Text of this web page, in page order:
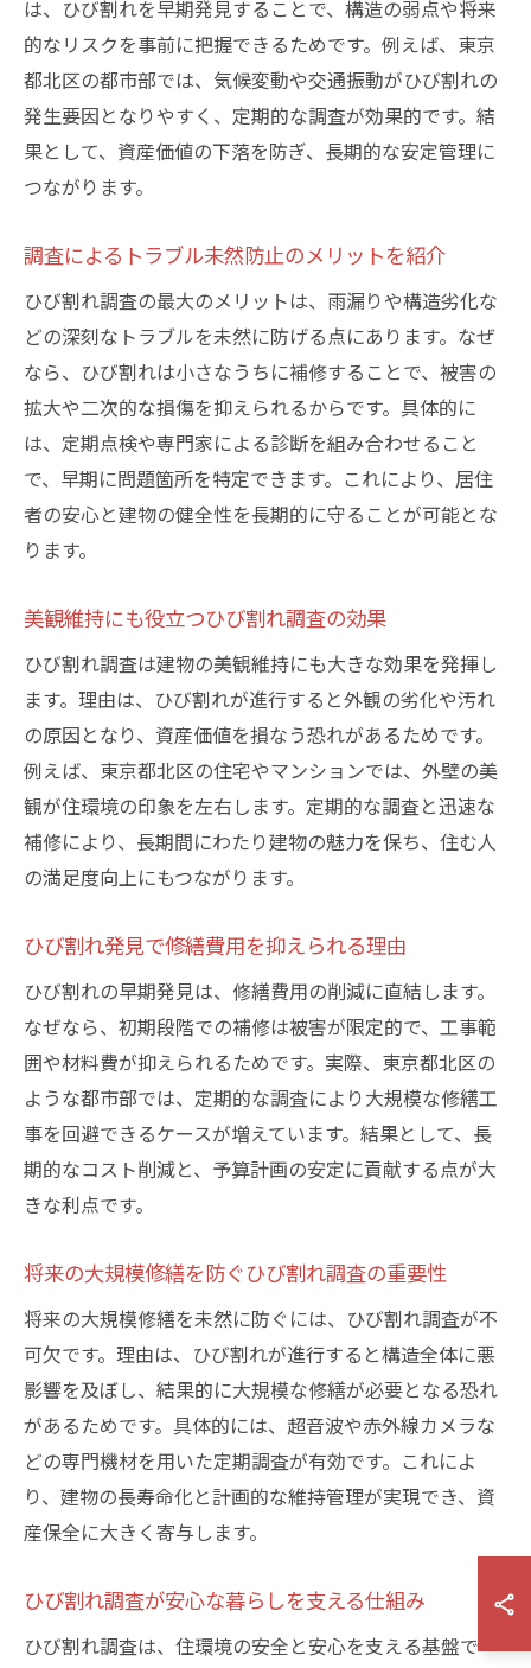
は、ひび割れを早期発見することで、構造の弱点や将来
的なリスクを事前に把握できるためです。例えば、東京
都北区の都市部では、気候変動や交通振動がひび割れの
発生要因となりやすく、定期的な調査が効果的です。結
果として、資産価値の下落を防ぎ、長期的な安定管理に
つながります。
調査によるトラブル未然防止のメリットを紹介
ひび割れ調査の最大のメリットは、雨漏りや構造劣化な
どの深刻なトラブルを未然に防げる点にあります。なぜ
なら、ひび割れは小さなうちに補修することで、被害の
拡大や二次的な損傷を抑えられるからです。具体的に
は、定期点検や専門家による診断を組み合わせること
で、早期に問題箇所を特定できます。これにより、居住
者の安心と建物の健全性を長期的に守ることが可能とな
ります。
美観維持にも役立つひび割れ調査の効果
ひび割れ調査は建物の美観維持にも大きな効果を発揮し
ます。理由は、ひび割れが進行すると外観の劣化や汚れ
の原因となり、資産価値を損なう恐れがあるためです。
例えば、東京都北区の住宅やマンションでは、外壁の美
観が住環境の印象を左右します。定期的な調査と迅速な
補修により、長期間にわたり建物の魅力を保ち、住む人
の満足度向上にもつながります。
ひび割れ発見で修繕費用を抑えられる理由
ひび割れの早期発見は、修繕費用の削減に直結します。
なぜなら、初期段階での補修は被害が限定的で、工事範
囲や材料費が抑えられるためです。実際、東京都北区の
ような都市部では、定期的な調査により大規模な修繕工
事を回避できるケースが増えています。結果として、長
期的なコスト削減と、予算計画の安定に貢献する点が大
きな利点です。
将来の大規模修繕を防ぐひび割れ調査の重要性
将来の大規模修繕を未然に防ぐには、ひび割れ調査が不
可欠です。理由は、ひび割れが進行すると構造全体に悪
影響を及ぼし、結果的に大規模な修繕が必要となる恐れ
があるためです。具体的には、超音波や赤外線カメラな
どの専門機材を用いた定期調査が有効です。これによ
り、建物の長寿命化と計画的な維持管理が実現でき、資
産保全に大きく寄与します。
ひび割れ調査が安心な暮らしを支える仕組み
ひび割れ調査は、住環境の安全と安心を支える基盤で